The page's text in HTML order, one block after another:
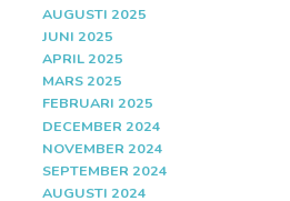
AUGUSTI 2025
JUNI 2025
APRIL 2025
MARS 2025
FEBRUARI 2025
DECEMBER 2024
NOVEMBER 2024
SEPTEMBER 2024
AUGUSTI 2024